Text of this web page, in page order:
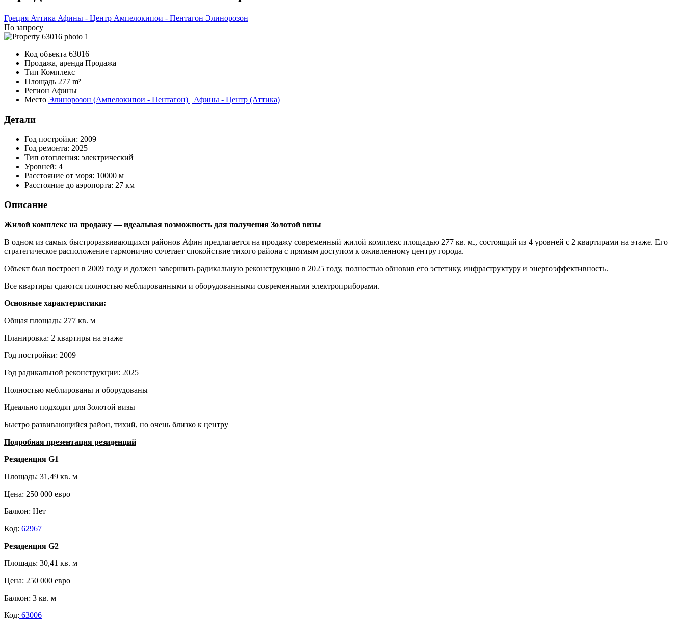
Греция Аттика Афины - Центр Ампелокипои - Пентагон Элинорозон
По запросу
Код объекта 63016
Продажа, аренда Продажа
Тип Комплекс
Площадь 277 m²
Регион Афины
Место Элинорозон (Ампелокипои - Пентагон) | Афины - Центр (Аттика)
Детали
Год постройки: 2009
Год ремонта: 2025
Тип отопления: электрический
Уровней: 4
Расстояние от моря: 10000 м
Расстояние до аэропорта: 27 км
Описание
Жилой комплекс на продажу — идеальная возможность для получения Золотой визы
В одном из самых быстроразвивающихся районов Афин предлагается на продажу современный жилой комплекс площадью 277 кв. м., состоящий из 4 уровней с 2 ​​квартирами на этаже. Его
стратегическое расположение гармонично сочетает спокойствие тихого района с прямым доступом к оживленному центру города.
Объект был построен в 2009 году и должен завершить радикальную реконструкцию в 2025 году, полностью обновив его эстетику, инфраструктуру и энергоэффективность.
Все квартиры сдаются полностью меблированными и оборудованными современными электроприборами.
Основные характеристики:
Общая площадь: 277 кв. м
Планировка: 2 квартиры на этаже
Год постройки: 2009
Год радикальной реконструкции: 2025
Полностью меблированы и оборудованы
Идеально подходят для Золотой визы
Быстро развивающийся район, тихий, но очень близко к центру
Подробная презентация резиденций
Резиденция G1
Площадь: 31,49 кв. м
Цена: 250 000 евро
Балкон: Нет
Код: 62967
Резиденция G2
Площадь: 30,41 кв. м
Цена: 250 000 евро
Балкон: 3 кв. м
Код: 63006